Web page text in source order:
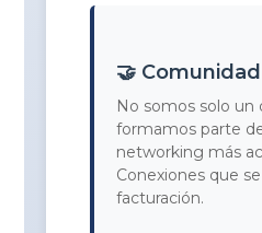
🤝 Comunidad
No somos solo un
formamos parte
networking más
Conexiones que
facturación.